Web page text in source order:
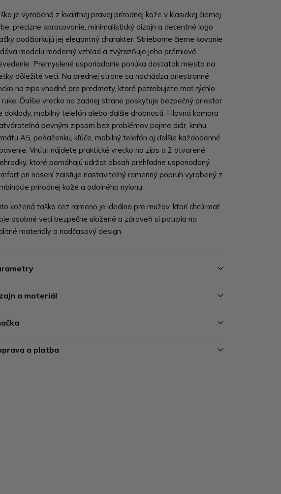
je vyrobená z kvalitnej pravej prírodnej kože v klasickej čiernej
precízne spracovanie, minimalistický dizajn a decentné logo
podčiarkujú jej elegantný charakter. Strieborne čierne kovanie
modelu moderný vzhľad a zvýrazňuje jeho prémiové
Premyslené usporiadanie ponúka dostatok miesta na
dôležité veci. Na prednej strane sa nachádza priestranné
na zips vhodné pre predmety, ktoré potrebujete mať rýchlo
ruke. Ďalšie vrecko na zadnej strane poskytuje bezpečný priestor
doklady, mobilný telefón alebo ďalšie drobnosti. Hlavná komora
pevným zipsom bez problémov pojme diár, knihu
A5, peňaženku, kľúče, mobilný telefón aj ďalšie každodenné
Vnútri nájdete praktické vrecko na zips a 2 otvorené
ktoré pomáhajú udržať obsah prehľadne usporiadaný.
pri nosení zaisťuje nastaviteľný ramenný popruh vyrobený z
prírodnej kože a odolného nylonu.
kožená taška cez rameno je ideálna pre mužov, ktorí chcú mať
osobné veci bezpečne uložené a zároveň si potrpia na
materiály a nadčasový design.
a materiál
a platba